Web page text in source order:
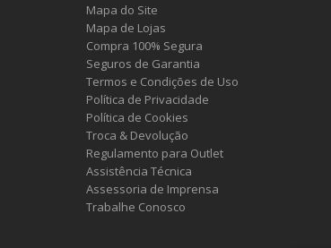
Mapa do Site
Mapa de Lojas
Compra 100% Segura
Seguros de Garantia
Termos e Condições de Uso
Política de Privacidade
Política de Cookies
Troca & Devolução
Regulamento para Outlet
Assistência Técnica
Assessoria de Imprensa
Trabalhe Conosco